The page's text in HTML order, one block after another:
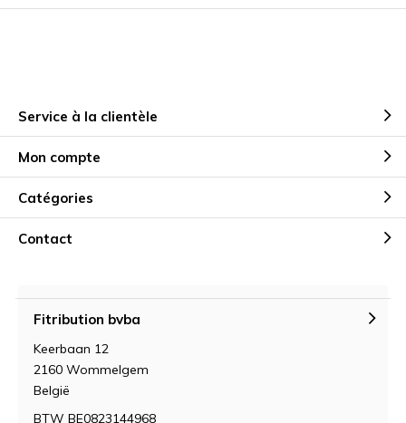
Service à la clientèle
Mon compte
Catégories
Contact
Fitribution bvba
Keerbaan 12
2160 Wommelgem
België
BTW BE0823144968